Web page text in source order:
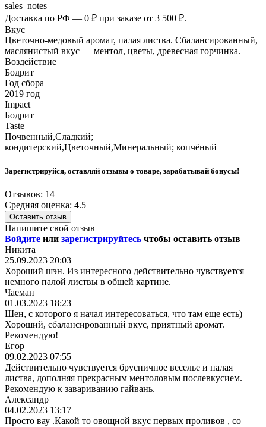
sales_notes
Доставка по РФ — 0 ₽ при заказе от 3 500 ₽.
Вкус
Цветочно-медовый аромат, палая листва. Сбалансированный,
маслянистый вкус — ментол, цветы, древесная горчинка.
Воздействие
Бодрит
Год сбора
2019 год
Impact
Бодрит
Taste
Почвенный,Сладкий;
кондитерский,Цветочный,Минеральный; копчёный
Зарегистрируйся, оставляй отзывы о товаре, зарабатывай бонусы!
Отзывов: 14
Средняя оценка: 4.5
Оставить отзыв
Напишите свой отзыв
Войдите или зарегистрируйтесь чтобы оставить отзыв
Никита
25.09.2023 20:03
Хороший шэн. Из интересного действительно чувствуется
немного палой листвы в общей картине.
Чаеман
01.03.2023 18:23
Шен, с которого я начал интересоваться, что там еще есть)
Хороший, сбалансированный вкус, приятный аромат.
Рекомендую!
Егор
09.02.2023 07:55
Действительно чувствуется брусничное веселье и палая
листва, дополняя прекрасным ментоловым послевкусием.
Рекомендую к завариванию гайвань.
Александр
04.02.2023 13:17
Просто вау .Какой то овощной вкус первых проливов , со